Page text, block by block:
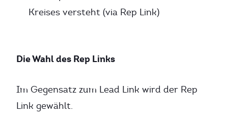
Kreises versteht (via Rep Link)
Die Wahl des Rep Links
Im Gegensatz zum Lead Link wird der Rep
Link gewählt.